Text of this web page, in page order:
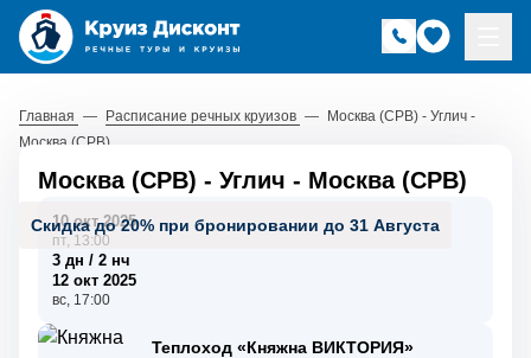
Главная — Расписание речных круизов — Москва (СРВ) - Углич -
Москва (СРВ)
Скидка до 20% при бронировании до 31 Августа
Москва (СРВ) - Углич - Москва (СРВ)
10 окт 2025
пт, 13:00
3 дн / 2 нч
12 окт 2025
вс, 17:00
Теплоход «Княжна ВИКТОРИЯ»